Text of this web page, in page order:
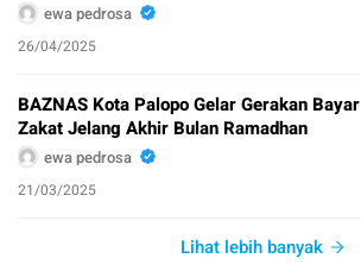
ewa pedrosa
26/04/2025
BAZNAS Kota Palopo Gelar Gerakan Bayar
Zakat Jelang Akhir Bulan Ramadhan
ewa pedrosa
21/03/2025
Lihat lebih banyak